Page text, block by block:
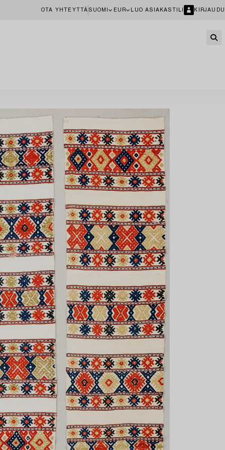
OTA YHTEYTTÄ SUOMI EUR LUO ASIAKASTILI KIRJAUDU